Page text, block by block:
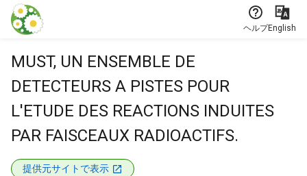
本文に飛ぶ
ヘルプEnglish
MUST, UN ENSEMBLE DE
DETECTEURS A PISTES POUR
L'ETUDE DES REACTIONS INDUITES
PAR FAISCEAUX RADIOACTIFS.
提供元サイトで表示